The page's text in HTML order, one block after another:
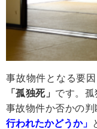
事故物件となる要
「孤独死」 です。孤
事故物件か否かの
行われたかどうか」